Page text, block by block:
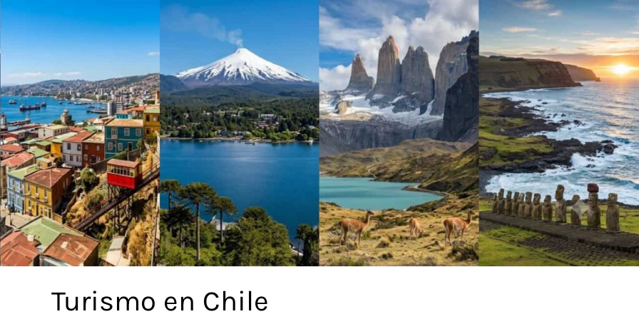
Turismo en Chile